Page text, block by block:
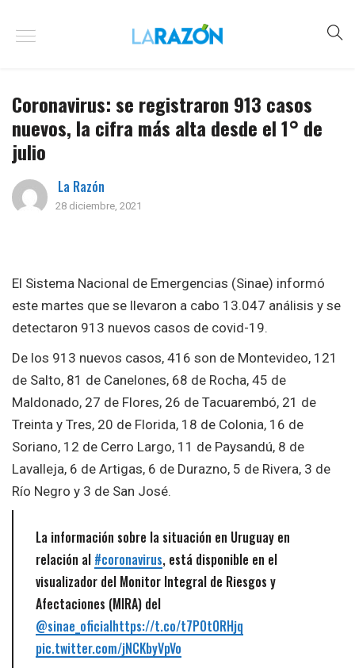
Coronavirus: se registraron 913 casos
nuevos, la cifra más alta desde el 1° de
julio
La Razón
28 diciembre, 2021
El Sistema Nacional de Emergencias (Sinae) informó
este martes que se llevaron a cabo 13.047 análisis y se
detectaron 913 nuevos casos de covid-19.
De los 913 nuevos casos, 416 son de Montevideo, 121
de Salto, 81 de Canelones, 68 de Rocha, 45 de
Maldonado, 27 de Flores, 26 de Tacuarembó, 21 de
Treinta y Tres, 20 de Florida, 18 de Colonia, 16 de
Soriano, 12 de Cerro Largo, 11 de Paysandú, 8 de
Lavalleja, 6 de Artigas, 6 de Durazno, 5 de Rivera, 3 de
Río Negro y 3 de San José.
La información sobre la situación en Uruguay en
relación al #coronavirus, está disponible en el
visualizador del Monitor Integral de Riesgos y
Afectaciones (MIRA) del
@sinae_oficialhttps://t.co/t7P0tORHjq
pic.twitter.com/jNCKbyVpVo